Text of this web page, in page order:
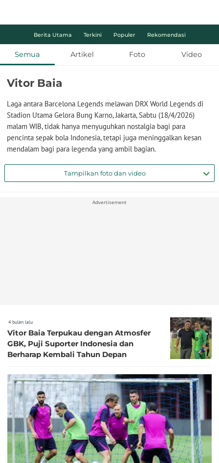
Berita Utama Terkini Populer Rekomendasi
Semua Artikel Foto Video
Vitor Baia
Laga antara Barcelona Legends melawan DRX World Legends di
Stadion Utama Gelora Bung Karno, Jakarta, Sabtu (18/4/2026)
malam WIB, tidak hanya menyuguhkan nostalgia bagi para
pencinta sepak bola Indonesia, tetapi juga meninggalkan kesan
mendalam bagi para legenda yang ambil bagian.
Tampilkan foto dan video
Advertisement
4 bulan lalu
Vitor Baia Terpukau dengan Atmosfer
GBK, Puji Suporter Indonesia dan
Berharap Kembali Tahun Depan